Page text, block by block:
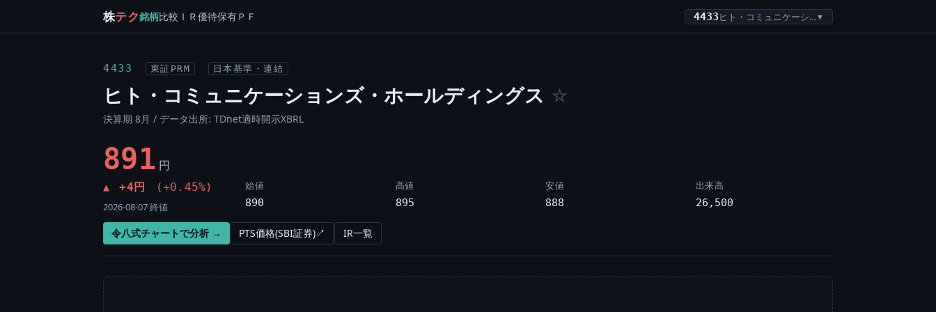
株テク銘柄比較 ＩＲ優待保有ＰＦ 4433 ヒト・コミュニケーションズ・ホールディングス▼
4433 東証PRM 日本基準・連結
ヒト・コミュニケーションズ・ホールディングス ☆
決算期 8月 / データ出所: TDnet適時開示XBRL
891 円
▲ +4円 (+0.45%)
2026-08-07 終値
始値
890
高値
895
安値
888
出来高
26,500
令八式チャートで分析 → PTS価格(SBI証券)↗ IR一覧